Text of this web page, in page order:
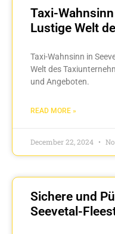
Taxi-
Lustige Welt
Taxi-Wahnsinn in
Welt des
und Angeboten.
READ MORE »
December 22, 2024
Sichere und
Seevetal-